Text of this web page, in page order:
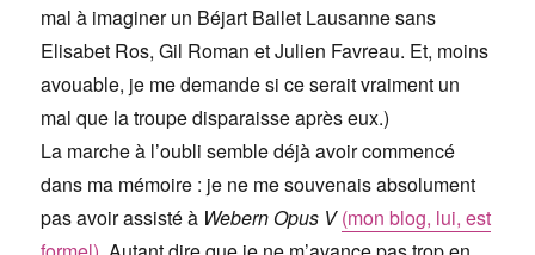
mal à imaginer un Béjart Ballet Lausanne sans
Elisabet Ros, Gil Roman et Julien Favreau. Et, moins
avouable, je me demande si ce serait vraiment un
mal que la troupe disparaisse après eux.)
La marche à l’oubli semble déjà avoir commencé
dans ma mémoire : je ne me souvenais absolument
pas avoir assisté à Webern Opus V(mon blog, lui, est